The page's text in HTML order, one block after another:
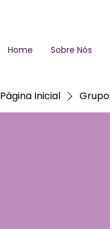
Home Sobre Nós
Página Inicial